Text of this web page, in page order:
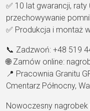
✅ 10 lat gwarancji, raty
przechowywanie
✅ Produkcja i montaż
📞 Zadzwoń: +48 519
🌐 Zamów online:
📍 Pracownia Granitu
Cmentarz Północny,
Nowoczesny